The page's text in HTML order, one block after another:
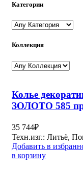
Категории
Коллекция
Колье
ЗОЛОТО 585
35 744₽
Техн.изг.: Литьё,
Добавить в
в корзину